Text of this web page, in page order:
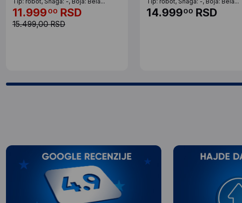
11.99900 RSD
15.499,00 RSD
14.99900 RSD